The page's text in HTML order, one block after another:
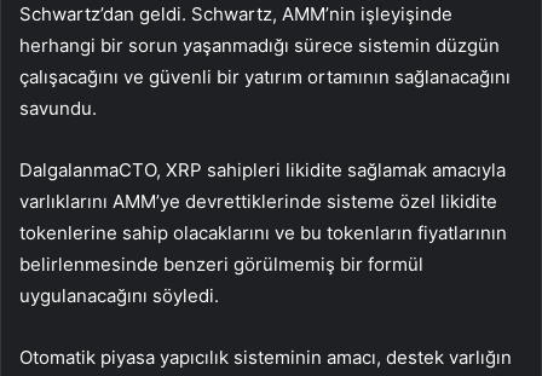
Schwartz’dan geldi. Schwartz, AMM’nin işleyişinde
herhangi bir sorun yaşanmadığı sürece sistemin düzgün
çalışacağını ve güvenli bir yatırım ortamının sağlanacağını
savundu.
DalgalanmaCTO, XRP sahipleri likidite sağlamak amacıyla
varlıklarını AMM’ye devrettiklerinde sisteme özel likidite
tokenlerine sahip olacaklarını ve bu tokenların fiyatlarının
belirlenmesinde benzeri görülmemiş bir formül
uygulanacağını söyledi.
Otomatik piyasa yapıcılık sisteminin amacı, destek varlığın